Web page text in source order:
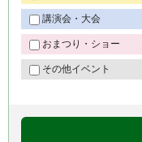
講演会・大会
おまつり・ショー
その他イベント